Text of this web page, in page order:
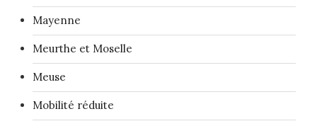
Mayenne
Meurthe et Moselle
Meuse
Mobilité réduite